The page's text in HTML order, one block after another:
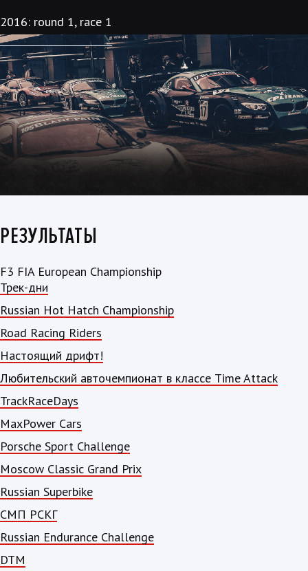
РЕЗУЛЬТАТЫ
F3 FIA European Championship
Трек-дни
Russian Hot Hatch Championship
Road Racing Riders
Настоящий дрифт!
Любительский авточемпионат в классе Time Attack
TrackRaceDays
MaxPower Cars
Porsche Sport Challenge
Moscow Classic Grand Prix
Russian Superbike
СМП РСКГ
Russian Endurance Challenge
DTM
2016: round 1, race 1